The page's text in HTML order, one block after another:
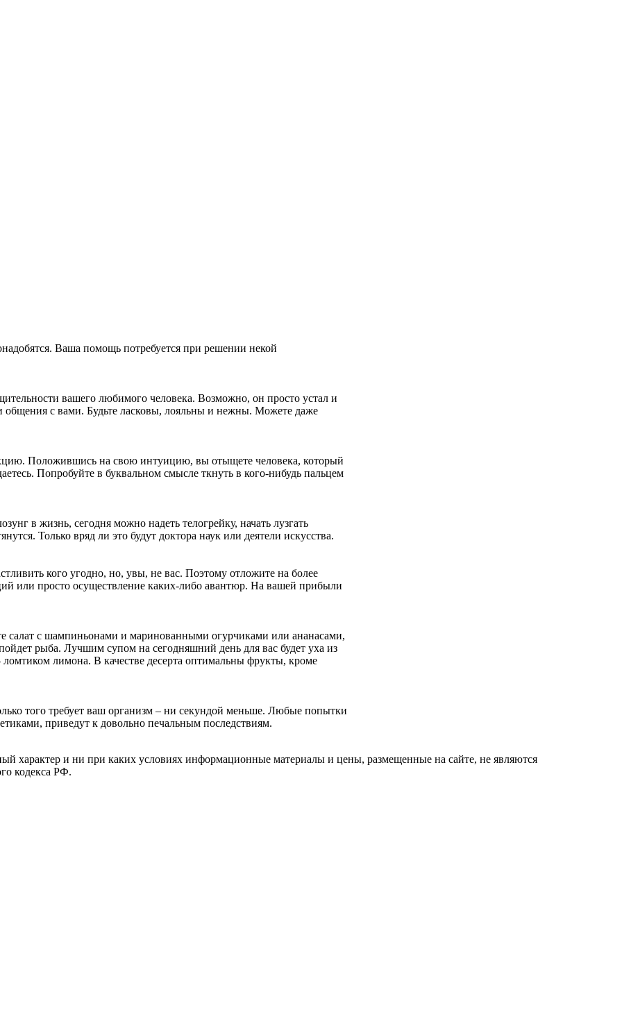
Ваша помощь потребуется при решении некой
вашего любимого человека. Возможно, он просто устал и
общения с вами. Будьте ласковы, лояльны и нежны. Можете даже
Положившись на свою интуицию, вы отыщете человека, который
Попробуйте в буквальном смысле ткнуть в кого-нибудь пальцем
в жизнь, сегодня можно надеть телогрейку, начать лузгать
Только вряд ли это будут доктора наук или деятели искусства.
кого угодно, но, увы, не вас. Поэтому отложите на более
или просто осуществление каких-либо авантюр. На вашей прибыли
салат с шампиньонами и маринованными огурчиками или ананасами,
рыба. Лучшим супом на сегодняшний день для вас будет уха из
лимона. В качестве десерта оптимальны фрукты, кроме
того требует ваш организм – ни секундой меньше. Любые попытки
приведут к довольно печальным последствиям.
характер и ни при каких условиях информационные материалы и цены, размещенные на сайте, не являются
кодекса РФ.